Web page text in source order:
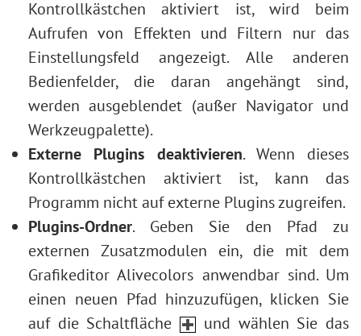
Kontrollkästchen aktiviert ist, wird beim
Aufrufen von Effekten und Filtern nur das
Einstellungsfeld angezeigt. Alle anderen
Bedienfelder, die daran angehängt sind,
werden ausgeblendet (außer Navigator und
Werkzeugpalette).
Externe Plugins deaktivieren. Wenn dieses
Kontrollkästchen aktiviert ist, kann das
Programm nicht auf externe Plugins zugreifen.
Plugins-Ordner. Geben Sie den Pfad zu
externen Zusatzmodulen ein, die mit dem
Grafikeditor Alivecolors anwendbar sind. Um
einen neuen Pfad hinzuzufügen, klicken Sie
auf die Schaltfläche
und wählen Sie das